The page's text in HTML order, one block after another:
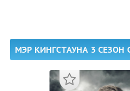
МЭР КИНГСТАУНА 3 СЕЗОН